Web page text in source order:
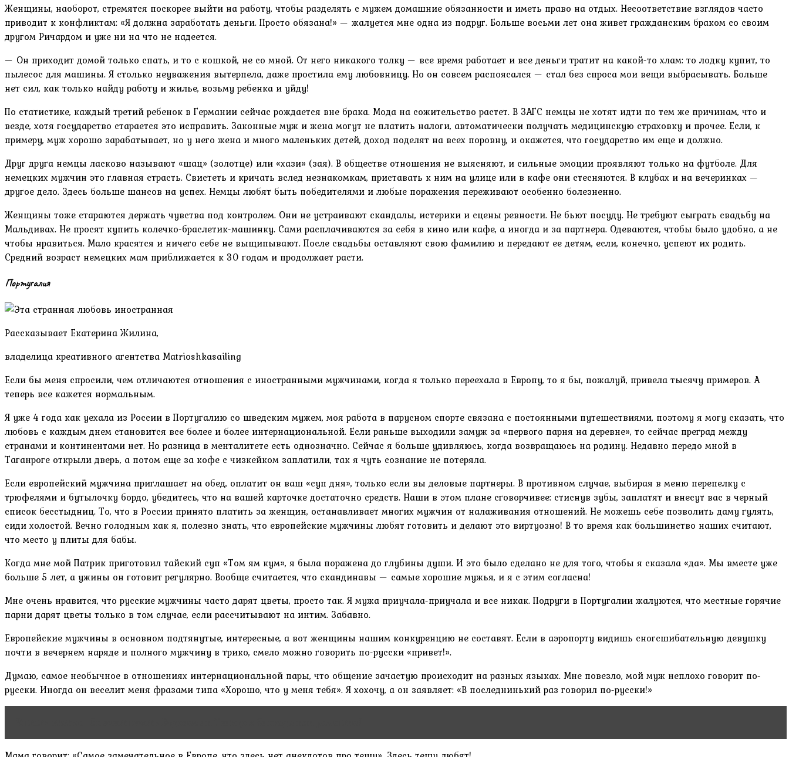
Женщины, наоборот, стремятся поскорее выйти на работу, чтобы разделять с мужем домашние обязанности и иметь право на отдых. Несоответствие взглядов часто
приводит к конфликтам: «Я должна заработать деньги. Просто обязана!» — жалуется мне одна из подруг. Больше восьми лет она живет гражданским браком со своим
другом Ричардом и уже ни на что не надеется.
— Он приходит домой только спать, и то с кошкой, не со мной. От него никакого толку — все время работает и все деньги тратит на какой-то хлам: то лодку купит, то
пылесос для машины. Я столько неуважения вытерпела, даже простила ему любовницу. Но он совсем распоясался — стал без спроса мои вещи выбрасывать. Больше
нет сил, как только найду работу и жилье, возьму ребенка и уйду!
По статистике, каждый третий ребенок в Германии сейчас рождается вне брака. Мода на сожительство растет. В ЗАГС немцы не хотят идти по тем же причинам, что и
везде, хотя государство старается это исправить. Законные муж и жена могут не платить налоги, автоматически получать медицинскую страховку и прочее. Если, к
примеру, муж хорошо зарабатывает, но у него жена и много маленьких детей, доход поделят на всех поровну, и окажется, что государство им еще и должно.
Друг друга немцы ласково называют «шац» (золотце) или «хази» (зая). В обществе отношения не выясняют, и сильные эмоции проявляют только на футболе. Для
немецких мужчин это главная страсть. Свистеть и кричать вслед незнакомкам, приставать к ним на улице или в кафе они стесняются. В клубах и на вечеринках —
другое дело. Здесь больше шансов на успех. Немцы любят быть победителями и любые поражения переживают особенно болезненно.
Женщины тоже стараются держать чувства под контролем. Они не устраивают скандалы, истерики и сцены ревности. Не бьют посуду. Не требуют сыграть свадьбу на
Мальдивах. Не просят купить колечко-браслетик-машинку. Сами расплачиваются за себя в кино или кафе, а иногда и за партнера. Одеваются, чтобы было удобно, а не
чтобы нравиться. Мало красятся и ничего себе не выщипывают. После свадьбы оставляют свою фамилию и передают ее детям, если, конечно, успеют их родить.
Средний возраст немецких мам приближается к 30 годам и продолжает расти.
Португалия
Рассказывает Екатерина Жилина,
владелица креативного агентства Matrioshkasailing
Если бы меня спросили, чем отличаются отношения с иностранными мужчинами, когда я только переехала в Европу, то я бы, пожалуй, привела тысячу примеров. А
теперь все кажется нормальным.
Я уже 4 года как уехала из России в Португалию со шведским мужем, моя работа в парусном спорте связана с постоянными путешествиями, поэтому я могу сказать, что
любовь с каждым днем становится все более и более интернациональной. Если раньше выходили замуж за «первого парня на деревне», то сейчас преград между
странами и континентами нет. Но разница в менталитете есть однозначно. Сейчас я больше удивляюсь, когда возвращаюсь на родину. Недавно передо мной в
Таганроге открыли дверь, а потом еще за кофе с чизкейком заплатили, так я чуть сознание не потеряла.
Если европейский мужчина приглашает на обед, оплатит он ваш «суп дня», только если вы деловые партнеры. В противном случае, выбирая в меню перепелку с
трюфелями и бутылочку бордо, убедитесь, что на вашей карточке достаточно средств. Наши в этом плане сговорчивее: стиснув зубы, заплатят и внесут вас в черный
список бесстыдниц. То, что в России принято платить за женщин, останавливает многих мужчин от налаживания отношений. Не можешь себе позволить даму гулять,
сиди холостой. Вечно голодным как я, полезно знать, что европейские мужчины любят готовить и делают это виртуозно! В то время как большинство наших считают,
что место у плиты для бабы.
Когда мне мой Патрик приготовил тайский суп «Том ям кум», я была поражена до глубины души. И это было сделано не для того, чтобы я сказала «да». Мы вместе уже
больше 5 лет, а ужины он готовит регулярно. Вообще считается, что скандинавы — самые хорошие мужья, и я с этим согласна!
Мне очень нравится, что русские мужчины часто дарят цветы, просто так. Я мужа приучала-приучала и все никак. Подруги в Португалии жалуются, что местные горячие
парни дарят цветы только в том случае, если рассчитывают на интим. Забавно.
Европейские мужчины в основном подтянутые, интересные, а вот женщины нашим конкуренцию не составят. Если в аэропорту видишь сногсшибательную девушку
почти в вечернем наряде и полного мужчину в трико, смело можно говорить по-русски «привет!».
Думаю, самое необычное в отношениях интернациональной пары, что общение зачастую происходит на разных языках. Мне повезло, мой муж неплохо говорит по-
русски. Иногда он веселит меня фразами типа «Хорошо, что у меня тебя». Я хохочу, а он заявляет: «В последнинький раз говорил по-русски!»